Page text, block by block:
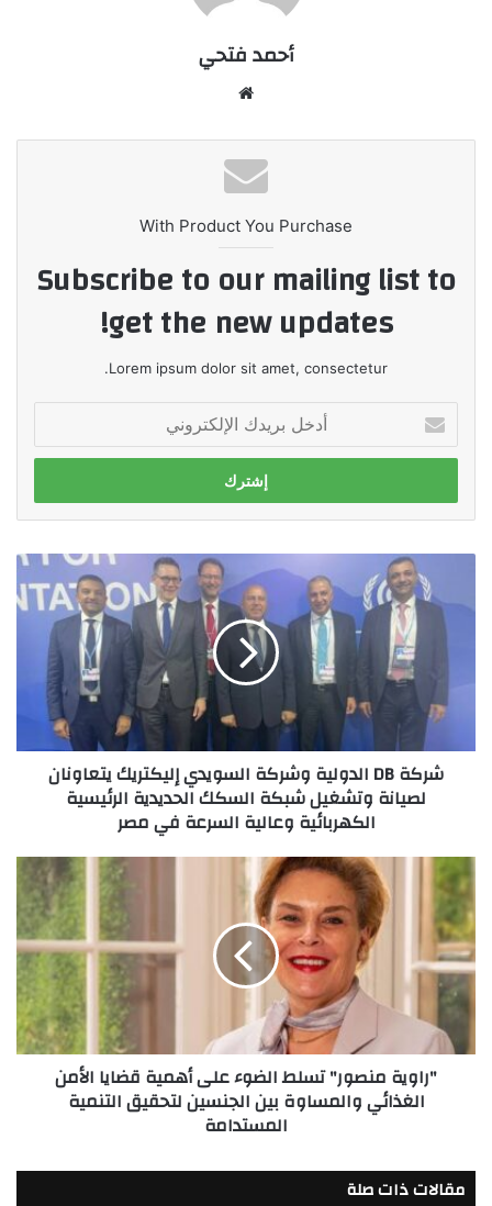
أحمد فتحي
With Product You Purchase
Subscribe to our mailing list to
get the new updates!
Lorem ipsum dolor sit amet, consectetur.
بريدك
الإلكتروني
الدولية
يتعاونان
لصيانة
وتشغيل
الكهربائية
السرعة
في
مصر
شركة DB الدولية وشركة السويدي إليكتريك يتعاونان
لصيانة وتشغيل شبكة السكك الحديدية الرئيسية
الكهربائية وعالية السرعة في مصر
"راوية
منصور"
تسلط
الضوء
على
أهمية
قضايا
الغذائي
والمساوة
المستدامة
"راوية منصور" تسلط الضوء على أهمية قضايا الأمن
الغذائي والمساوة بين الجنسين لتحقيق التنمية
المستدامة
مقالات ذات صلة